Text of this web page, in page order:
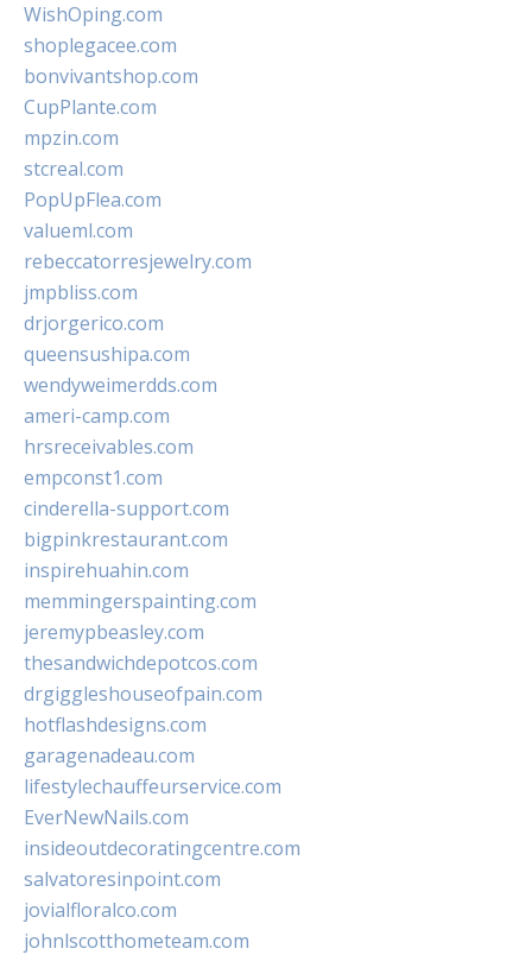
WishOping.com
shoplegacee.com
bonvivantshop.com
CupPlante.com
mpzin.com
stcreal.com
PopUpFlea.com
valueml.com
rebeccatorresjewelry.com
jmpbliss.com
drjorgerico.com
queensushipa.com
wendyweimerdds.com
ameri-camp.com
hrsreceivables.com
empconst1.com
cinderella-support.com
bigpinkrestaurant.com
inspirehuahin.com
memmingerspainting.com
jeremypbeasley.com
thesandwichdepotcos.com
drgiggleshouseofpain.com
hotflashdesigns.com
garagenadeau.com
lifestylechauffeurservice.com
EverNewNails.com
insideoutdecoratingcentre.com
salvatoresinpoint.com
jovialfloralco.com
johnlscotthometeam.com